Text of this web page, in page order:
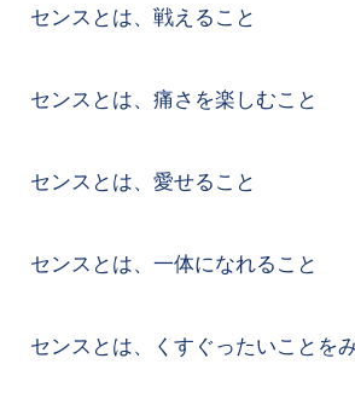
センスとは、戦えること
センスとは、痛さを楽しむこと
センスとは、愛せること
センスとは、一体になれること
センスとは、くすぐったいことを